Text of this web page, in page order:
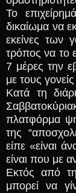
Το
δικαίωμα να
εκείνες των
τρόπος να το
7 μέρες την
με τους
Κατά τη
πλατφόρμα
της
είπε «είναι
είναι που με
Εκτός από
μπορεί να